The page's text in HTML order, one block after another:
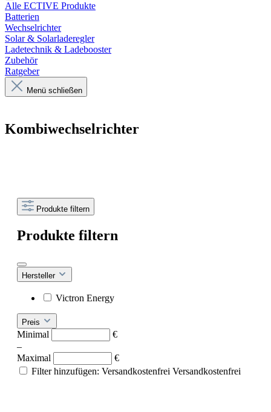
Alle ECTIVE Produkte
Batterien
Wechselrichter
Solar & Solarladeregler
Ladetechnik & Ladebooster
Zubehör
Ratgeber
Menü schließen
Kombiwechselrichter
Produkte filtern
Produkte filtern
Hersteller
Victron Energy
Preis
Minimal
€
–
Maximal
€
Filter hinzufügen: Versandkostenfrei Versandkostenfrei